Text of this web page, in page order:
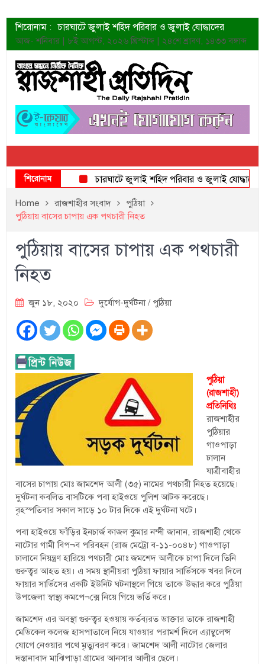
শিরোনাম : চারঘাটে জুলাই শহিদ পরিবার ও জুলাই যোদ্ধাদের
সংবর্ধনা
শহীদদের প্রত্যাশা এখনো পূরণ হয়নি: ডা. শফিকুর রহমান
ত্বক ভালো রাখতে যে ৫ কাজ করবেন
জুলাই স্মৃতি জাদুঘরের দুয়ার খুলেছে উদ্বোধন করলেন
প্রধানমন্ত্রী
শাহরুখের নতুন সিনেমার লুক
কোয়ার্টার ফাইনালে নেইমারের দুর্দান্ত অ্যাসিস্টে সান্তোস
ডেনিস লিয়ামিন রাশিয়ার ড্রোন বাহিনীর প্রধান হলেন
জুলাই শহিদদের আত্মত্যাগ জাতি চিরকাল শ্রদ্ধার সাথে
আজ- শনিবার | ৮ই আগস্ট, ২০২৬ খ্রিস্টাব্দ | ২৪শে শ্রাবণ, ১৪৩৩ বঙ্গাব্দ
শিরোনাম চারঘাটে জুলাই শহিদ পরিবার ও জুলাই যোদ্ধাদের
Home রাজশাহীর সংবাদ
পুঠিয়া
পুঠিয়ায় বাসের চাপায় এক পথচারী নিহত
পুঠিয়ায় বাসের চাপায় এক পথচারী
নিহত
জুন ১৮, ২০২০ দুর্যোগ-দুর্ঘটনা/ পুঠিয়া
পুঠিয়া
(রাজশাহী)
প্রতিনিধিঃ
রাজশাহীর
পুঠিয়ার
গাওপাড়া
ঢালান
যাত্রীবাহীর
বাসের চাপায় মোঃ জামশেদ আলী (৩৫) নামের পথচারী নিহত হয়েছে।
দুর্ঘটনা কবলিত বাসটিকে পবা হাইওয়ে পুলিশ আটক করেছে।
বৃহস্পতিবার সকাল সাড়ে ১০ টার দিকে এই দুর্ঘটনা ঘটে।
পবা হাইওয়ে ফাঁড়ির ইনচার্জ কাজল কুমার নন্দী জানান, রাজশাহী থেকে
নাটোর গামী বিপ¬ব পরিবহন (রাজ মেট্রো ব-১১-০০৪৮) গাওপাড়া
ঢালানে নিয়ন্ত্রণ হারিয়ে পথচারী মোঃ জমশেদ আলীকে চাপা দিলে তিনি
গুরুত্বর আহত হয়। এ সময় স্থানীয়রা পুঠিয়া ফায়ার সার্ভিসকে খবর দিলে
ফায়ার সার্ভিসের একটি ইউনিট ঘটনাস্থলে গিয়ে তাকে উদ্ধার করে পুঠিয়া
উপজেলা স্বাস্থ্য কমপে¬ক্সে নিয়ে গিয়ে ভর্তি করে।
জামশেদ এর অবস্থা গুরুত্বর হওয়ায় কর্তব্যরত ডাক্তার তাকে রাজশাহী
মেডিকেল কলেজ হাসপাতালে নিয়ে যাওয়ার পরামর্শ দিলে এ্যাম্বুলেন্স
যোগে নেওয়ার পথে মৃত্যুবরণ করে। জামশেদ আলী নাটোর জেলার
দস্তানাবাদ মাঝিপাড়া গ্রামের আনসার আলীর ছেলে।